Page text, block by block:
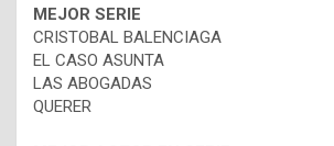
MEJOR SERIE
CRISTOBAL BALENCIAGA
EL CASO ASUNTA
LAS ABOGADAS
QUERER